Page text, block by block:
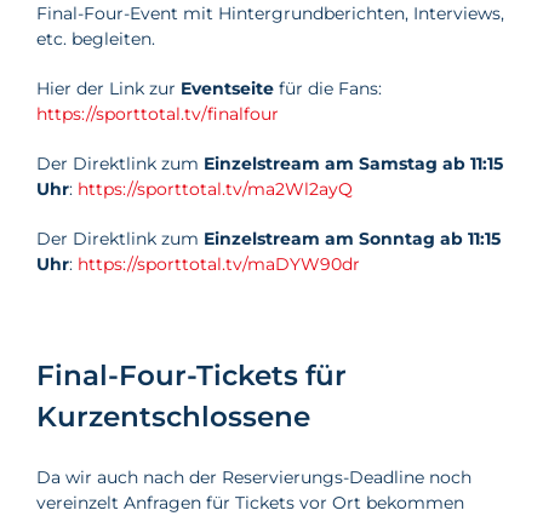
Final-Four-Event mit Hintergrundberichten, Interviews,
etc. begleiten.
Hier der Link zur Eventseite für die Fans:
https://sporttotal.tv/finalfour
Der Direktlink zum Einzelstream am Samstag ab 11:15
Uhr: https://sporttotal.tv/ma2Wl2ayQ
Der Direktlink zum Einzelstream am Sonntag ab 11:15
Uhr: https://sporttotal.tv/maDYW90dr
Final-Four-Tickets für
Kurzentschlossene
Da wir auch nach der Reservierungs-Deadline noch
vereinzelt Anfragen für Tickets vor Ort bekommen